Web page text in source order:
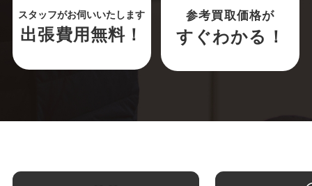
スタッフがお伺いいたします
出張費用無料！
参考買取価格が
すぐわかる！